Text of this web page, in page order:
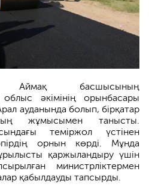
басшысының
әкімінің орынбасары
ауданында болып, бірқатар
жұмысымен танысты.
теміржол үстінен
орнын көрді. Мұнда
қаржыландыру үшін
министрліктермен
қабылдауды тапсырды.